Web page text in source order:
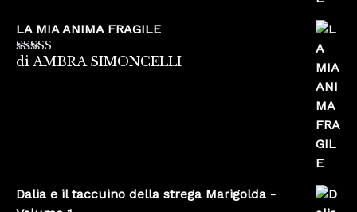
LA MIA ANIMA FRAGILE
Valutato5su
di AMBRA SIMONCELLI
Dalia e il taccuino della strega Marigolda -